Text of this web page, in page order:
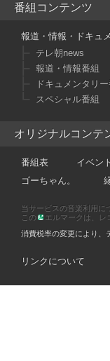
番組コンテンツ
報道・情報・ドキュ
テレ朝news
報道・情報番組
ドキュメンタリー
スペシャル番組
オリジナルコンテ
番組表 イベント
ゴーちゃん。
当サービスの音楽利用に
この
エルマークは、
消費税率の変更により、
リンクについて